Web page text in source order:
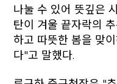
나눌 수 있어 뜻깊은
탄이 겨울 끝자락의
하고 따뜻한 봄을 맞
다"고 말했다.